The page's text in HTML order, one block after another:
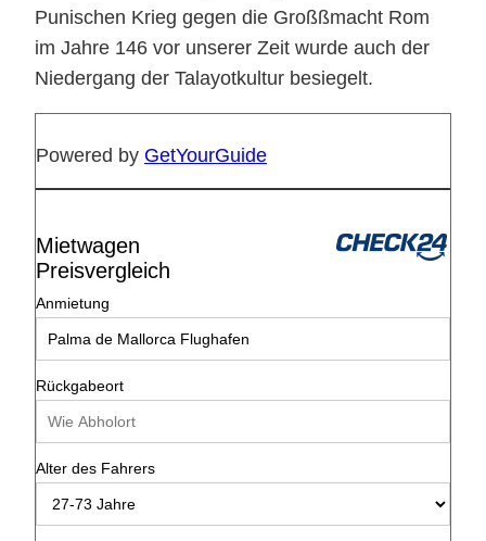
Punischen Krieg gegen die Großßmacht Rom
im Jahre 146 vor unserer Zeit wurde auch der
Niedergang der Talayotkultur besiegelt.
Powered by GetYourGuide
Mietwagen
Preisvergleich
Anmietung
Rückgabeort
Alter des Fahrers